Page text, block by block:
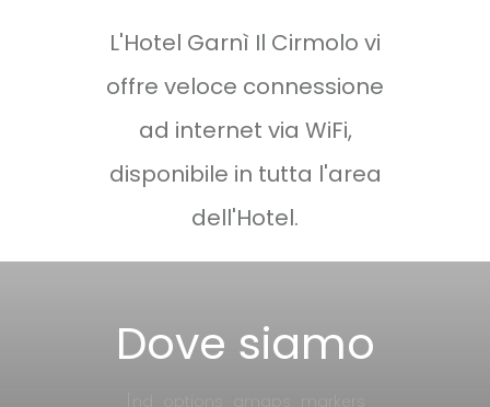
L'Hotel Garnì Il Cirmolo vi
offre veloce connessione
ad internet via WiFi,
disponibile in tutta l'area
dell'Hotel.
Dove siamo